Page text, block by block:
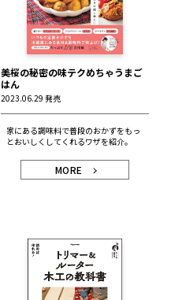
美桜の秘密の味テクめちゃうまご
はん
2023.06.29 発売
家にある調味料で普段のおかずをもっ
とおいしくしてくれるワザを紹介。
MORE